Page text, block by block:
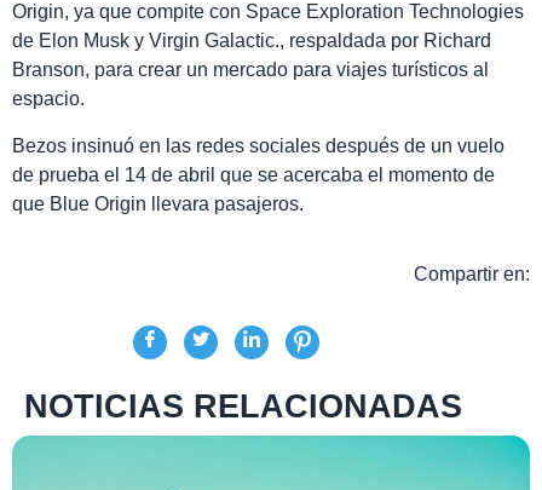
Origin, ya que compite con Space Exploration Technologies
de Elon Musk y Virgin Galactic., respaldada por Richard
Branson, para crear un mercado para viajes turísticos al
espacio.
Bezos insinuó en las redes sociales después de un vuelo
de prueba el 14 de abril que se acercaba el momento de
que Blue Origin llevara pasajeros.
Compartir en:
NOTICIAS RELACIONADAS